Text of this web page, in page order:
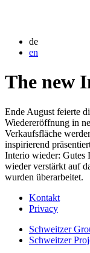
de
en
The new
Ende August feierte
Wiedereröffnung in
Verkaufsfläche
inspirierend
Interio wieder: Gutes
wieder verstärkt auf
wurden überarbeitet.
Kontakt
Privacy
Schweitzer
Schweitzer